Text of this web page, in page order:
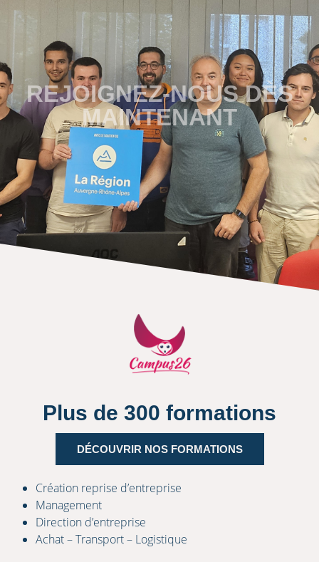
REJOIGNEZ-NOUS DÈS
MAINTENANT
Plus de 300 formations
DÉCOUVRIR NOS FORMATIONS
Création reprise d’entreprise
Management
Direction d’entreprise
Achat – Transport – Logistique